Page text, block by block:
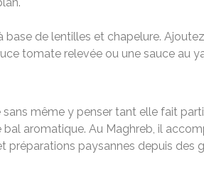
de lentilles et chapelure.
tomate relevée ou une sauce au
sans même y penser tant elle fait
aromatique. Au Maghreb, il
préparations paysannes depuis des